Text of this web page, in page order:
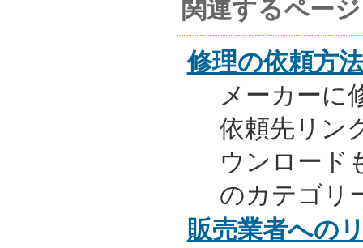
関連するページ
修理の依頼方法
メーカーに
依頼先リン
ウンロード
のカテゴリ
販売業者への